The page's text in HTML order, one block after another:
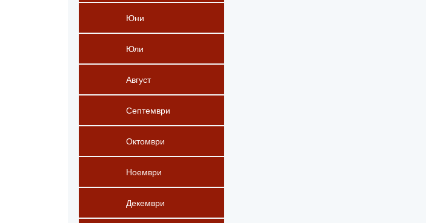
Юни
Юли
Август
Септември
Октомври
Ноември
Декември